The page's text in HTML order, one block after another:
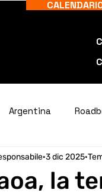
Argentina
Rica Nuova
la
3 dic 2025